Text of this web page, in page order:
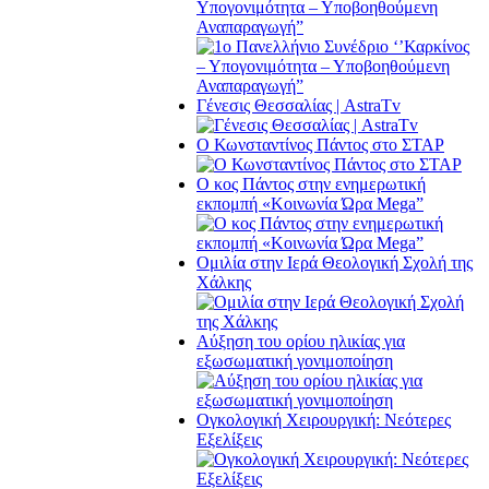
Υπογονιμότητα – Υποβοηθούμενη
Αναπαραγωγή”
Γένεσις Θεσσαλίας | AstraTv
O Κωνσταντίνος Πάντος στο ΣΤΑΡ
O κος Πάντος στην ενημερωτική
εκπομπή «Κοινωνία Ώρα Μega”
Ομιλία στην Ιερά Θεολογική Σχολή της
Χάλκης
Αύξηση του ορίου ηλικίας για
εξωσωματική γονιμοποίηση
Ογκολογική Χειρουργική: Νεότερες
Εξελίξεις